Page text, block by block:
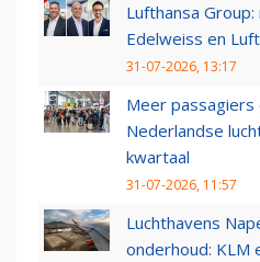
Lufthansa Group:
Edelweiss en
31-07-2026, 13:17
Meer passagiers
Nederlandse
kwartaal
31-07-2026, 11:57
Luchthavens
onderhoud: KLM